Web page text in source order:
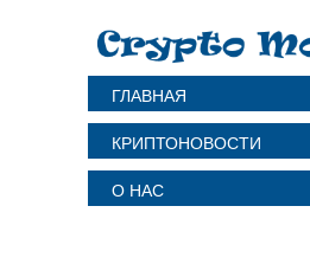
ГЛАВНАЯ
КРИПТОНОВОСТИ
О НАС